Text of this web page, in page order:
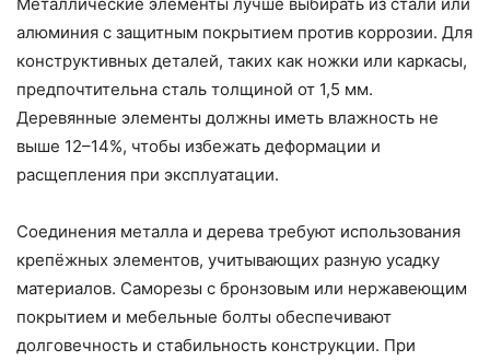
алюминия с защитным покрытием против коррозии. Для
конструктивных деталей, таких как ножки или каркасы,
предпочтительна сталь толщиной от 1,5 мм.
Деревянные элементы должны иметь влажность не
выше 12–14%, чтобы избежать деформации и
расщепления при эксплуатации.
Соединения металла и дерева требуют использования
крепёжных элементов, учитывающих разную усадку
материалов. Саморезы с бронзовым или нержавеющим
покрытием и мебельные болты обеспечивают
долговечность и стабильность конструкции. При